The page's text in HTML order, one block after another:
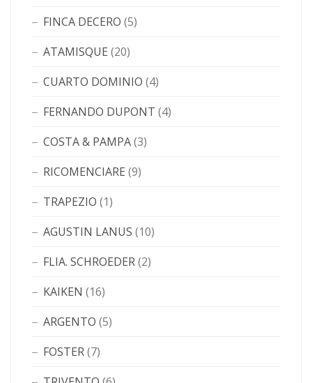
FINCA DECERO (5)
ATAMISQUE (20)
CUARTO DOMINIO (4)
FERNANDO DUPONT (4)
COSTA & PAMPA(3)
RICOMENCIARE (9)
TRAPEZIO (1)
AGUSTIN LANUS (10)
FLIA. SCHROEDER(2)
KAIKEN (16)
ARGENTO (5)
FOSTER(7)